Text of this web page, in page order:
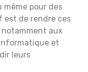
pour des
est de rendre ces
aux
et
leurs